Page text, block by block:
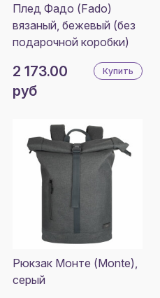
Плед Фадо (Fado)
вязаный, бежевый (без
подарочной коробки)
2 173.00
руб
Купить
Рюкзак Монте (Monte),
серый